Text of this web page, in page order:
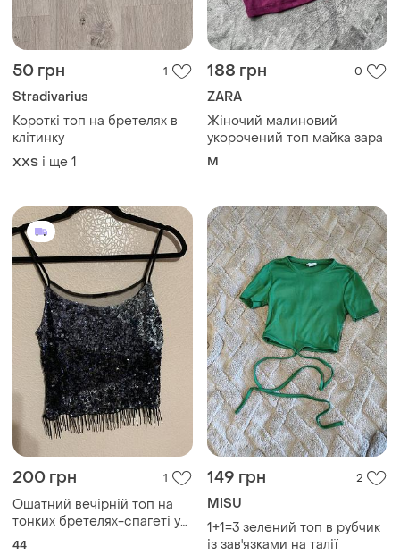
50 грн 1
Stradivarius
Короткі топ на бретелях в
клітинку
XХS і ще 1
188 грн 0
ZARA
Жіночий малиновий
укорочений топ майка зара
M
200 грн 1
Ошатний вечірній топ на
тонких бретелях-спагеті у
стилі 90-х / y2k або ретро-
44
149 грн 2
MISU
1+1=3 зелений топ в рубчик
із зав'язками на талії